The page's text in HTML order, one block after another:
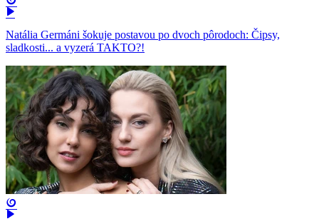
Natália Germáni šokuje postavou po dvoch pôrodoch: Čipsy,
sladkosti... a vyzerá TAKTO?!